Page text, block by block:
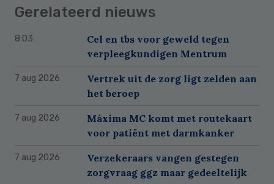
Gerelateerd nieuws
8:03
Cel en tbs voor geweld tegen
verpleegkundigen Mentrum
7 aug 2026
Vertrek uit de zorg ligt zelden aan
het beroep
7 aug 2026
Máxima MC komt met routekaart
voor patiënt met darmkanker
7 aug 2026
Verzekeraars vangen gestegen
zorgvraag ggz maar gedeeltelijk